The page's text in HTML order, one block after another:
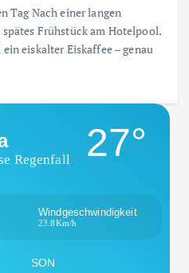
Tag Nach einer langen
Frühstück am Hotelpool.
eiskalter Eiskaffee – genau
Regenfall 27°
Windgeschwindigkeit
23.8Km/h
SON